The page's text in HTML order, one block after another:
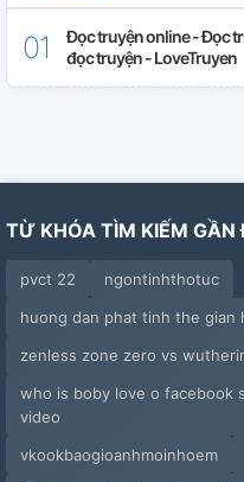
Đọc truyện online - Đọc
đọc truyện - LoveTruyen
TỪ KHÓA TÌM KIẾM GẦN
pvct 22
ngontinhthotuc
huong dan phat tinh the gian
zenless zone zero vs
who is boby love o facebook
video
vkookbaogioanhmoinhoem